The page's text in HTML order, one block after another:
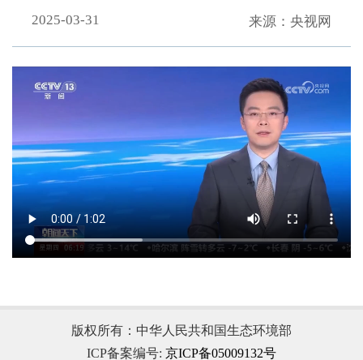
2025-03-31 来源：央视网
版权所有：中华人民共和国生态环境部
ICP备案编号: 京ICP备05009132号